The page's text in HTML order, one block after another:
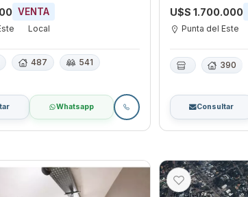
VENTA
Local
487
541
Whatsapp
U$S 1.700.000
Punta del Este
390
Consultar